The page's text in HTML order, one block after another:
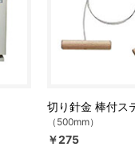
切り針金 棒付ス
（500mm）
￥275